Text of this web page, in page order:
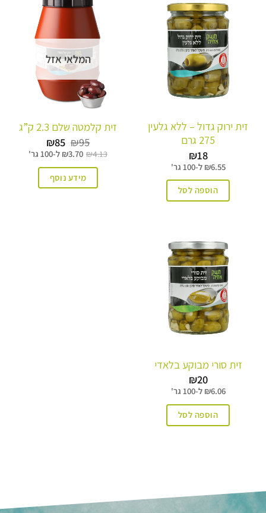
זית ירוק גדול – ללא גלעין
275 גרם
₪18
₪6.55 ל-100 גר'
הוספה לסל
המלאי אזל
זית קלמטה שלם 2.3 ק”ג
₪95 המחיר
המקורי
₪95.
₪85
הנוכחי
₪85.
₪4.13
₪3.70 ל-100 גר'
מידע נוסף
זית סורי מבוקע בלאדי
₪20
₪6.06 ל-100 גר'
הוספה לסל